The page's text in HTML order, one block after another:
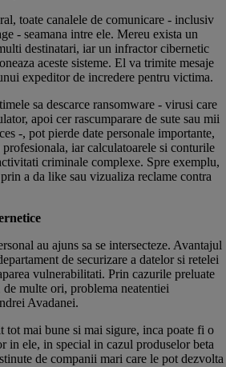
toate canalele de comunicare - inclusiv
- seamana intre ele. Mereu exista un
destinatari, iar un infractor cibernetic
aceste sisteme. El va trimite mesaje
expeditor de incredere pentru victima.
sa descarce ransomware - virusi care
apoi cer rascumparare de sute sau mii
-, pot pierde date personale importante,
iar calculatoarele si conturile
criminale complexe. Spre exemplu,
a da like sau vizualiza reclame contra
au ajuns sa se intersecteze. Avantajul
de securizare a datelor si retelei
vulnerabilitati. Prin cazurile preluate
multe ori, problema neatentiei
Avadanei.
tot mai bune si mai sigure, inca poate fi o
in ele, in special in cazul produselor beta
de companii mari care le pot dezvolta